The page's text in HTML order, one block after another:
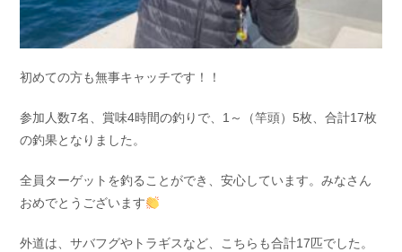
初めての方も無事キャッチです！！
参加人数7名、賞味4時間の釣りで、1～（竿頭）5枚、合計17枚
の釣果となりました。
全員ターゲットを釣ることができ、安心しています。みなさん
おめでとうございます
外道は、サバフグやトラギスなど、こちらも合計17匹でした。